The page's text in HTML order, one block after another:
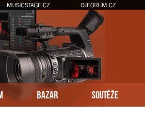
MUSICSTAGE.CZ DJFORUM.CZ
BAZAR SOUTĚŽE